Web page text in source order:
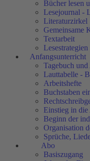
Bücher lesen
Lesejournal -
Literaturzirkel
Gemeinsame
Textarbeit
Lesestrategien
Anfangsunterricht
Tagebuch
Lauttabelle -
Arbeitshefte
Buchstaben
Einstieg in
Beginn der
Organisation
Sprüche,
Abo
Basiszugang